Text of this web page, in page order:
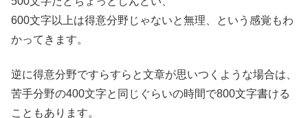
600文字以上は得意分野じゃないと無理、という感覚もわ
かってきます。
逆に得意分野ですらすらと文章が思いつくような場合は、
苦手分野の400文字と同じぐらいの時間で800文字書ける
こともあります。